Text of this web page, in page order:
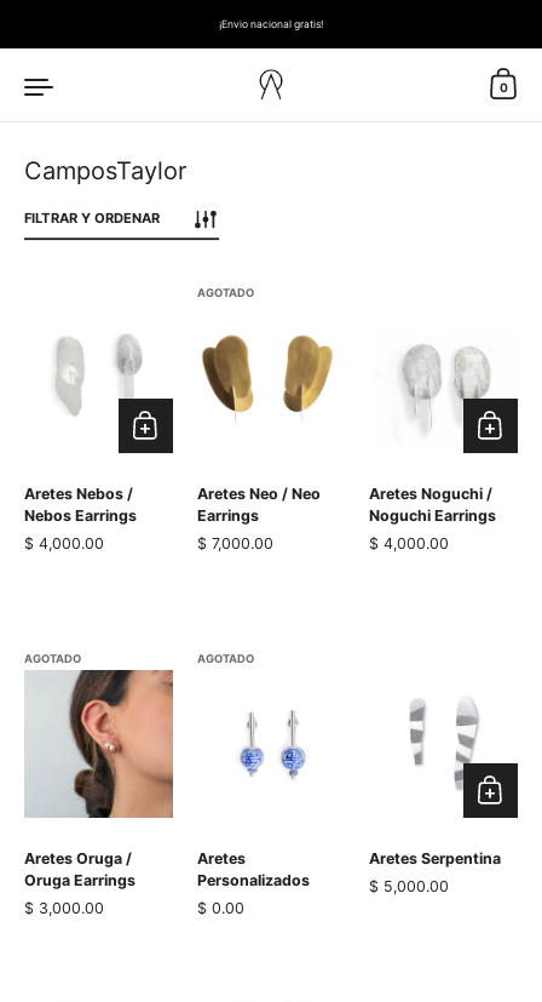
¡Envio nacional gratis!
0
CamposTaylor
FILTRAR Y ORDENAR
Aretes Nebos /
Nebos Earrings
Precio normal
$ 4,000.00
AGOTADO
Aretes Neo / Neo
Earrings
Precio normal
$ 7,000.00
Aretes Noguchi /
Noguchi Earrings
Precio normal
$ 4,000.00
AGOTADO
Aretes Oruga /
Oruga Earrings
Precio normal
$ 3,000.00
AGOTADO
Aretes
Personalizados
Precio normal
$ 0.00
Aretes Serpentina
Precio normal
$ 5,000.00